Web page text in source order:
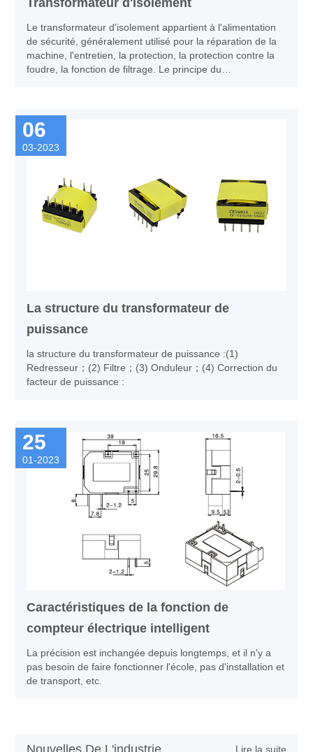
Transformateur d'isolement
Le transformateur d'isolement appartient à l'alimentation
de sécurité, généralement utilisé pour la réparation de la
machine, l'entretien, la protection, la protection contre la
foudre, la fonction de filtrage. Le principe du
d'isolement se réfèrent généralement (mais pas tous) à
des transformateurs 1: 1.
06
03-2023
La structure du transformateur de
puissance
la structure du transformateur de puissance :(1)
Redresseur；(2) Filtre；(3) Onduleur；(4) Correction du
facteur de puissance :
25
01-2023
Caractéristiques de la fonction de
compteur électrique intelligent
La précision est inchangée depuis longtemps, et il n'y a
pas besoin de faire fonctionner l'école, pas d'installation et
de transport, etc.
Lire la suite